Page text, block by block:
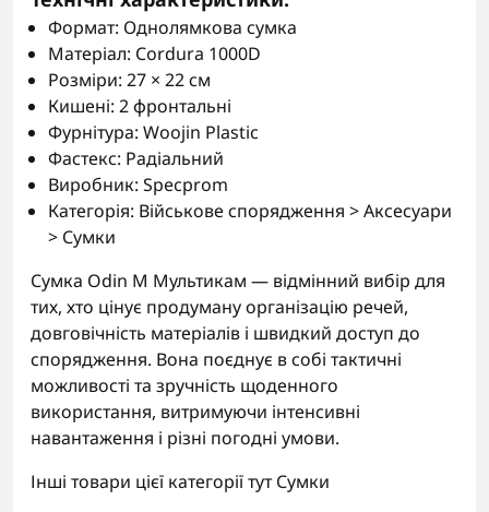
Формат: Однолямкова сумка
Матеріал: Cordura 1000D
Розміри: 27 × 22 см
Кишені: 2 фронтальні
Фурнітура: Woojin Plastic
Фастекс: Радіальний
Виробник: Specprom
Категорія: Військове спорядження > Аксесуари
> Сумки
Сумка Odin M Мультикам — відмінний вибір для
тих, хто цінує продуману організацію речей,
довговічність матеріалів і швидкий доступ до
спорядження. Вона поєднує в собі тактичні
можливості та зручність щоденного
використання, витримуючи інтенсивні
навантаження і різні погодні умови.
Інші товари цієї категорії тутСумки